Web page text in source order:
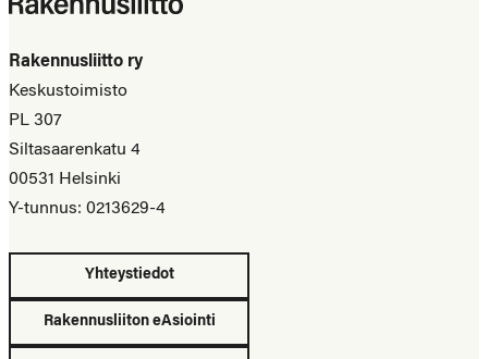
Rakennusliitto ry
Keskustoimisto
PL 307
Siltasaarenkatu 4
00531 Helsinki
Y-tunnus: 0213629-4
Yhteystiedot
Rakennusliiton eAsiointi